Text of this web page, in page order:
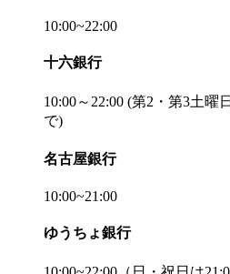
10:00~22:00
十六銀行
10:00～22:00 (第2・第3土曜
で)
名古屋銀行
10:00~21:00
ゆうちょ銀行